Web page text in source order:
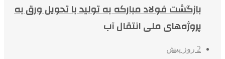
بازگشت فولاد مبارکه به تولید با تحویل ورق به
پروژه‌های ملی انتقال آب
2 روز پیش